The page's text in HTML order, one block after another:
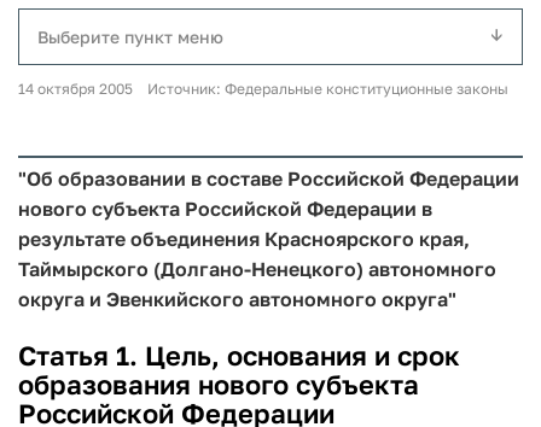
Выберите пункт меню
14 октября 2005 Источник: Федеральные конституционные законы
"Об образовании в составе Российской Федерации
нового субъекта Российской Федерации в
результате объединения Красноярского края,
Таймырского (Долгано-Ненецкого) автономного
округа и Эвенкийского автономного округа"
Статья 1. Цель, основания и срок
образования нового субъекта
Российской Федерации